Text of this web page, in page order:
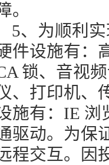
。
5、为顺利
件设施有：
锁、音视
、打印机、
施有：IE 浏
驱动。为保
程交互。因